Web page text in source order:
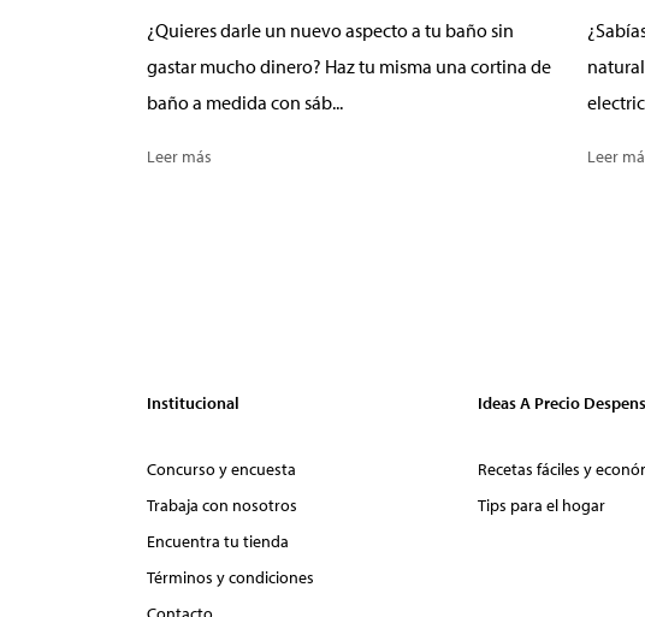
¿Quieres darle un nuevo aspecto a tu baño sin
gastar mucho dinero? Haz tu misma una cortina de
baño a medida con sáb...
Leer más Leer
Institucional
Concurso y encuesta
Trabaja con nosotros
Encuentra tu tienda
Términos y condiciones
Ideas A Precio
Recetas fáciles y
Tips para el hogar